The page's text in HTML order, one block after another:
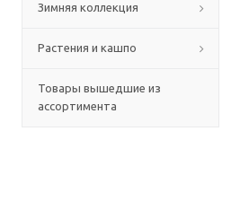
Зимняя коллекция
Растения и кашпо
Товары вышедшие из
ассортимента